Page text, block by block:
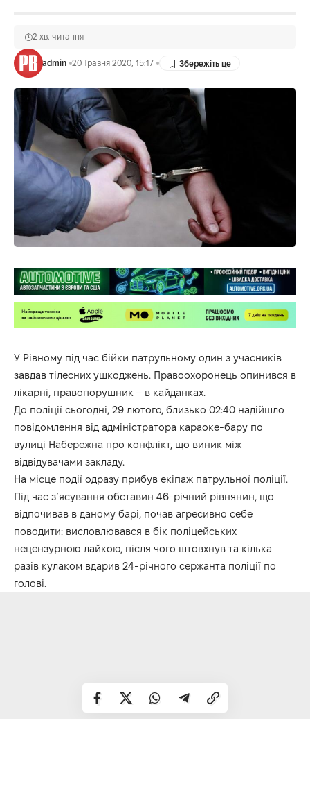
admin 20 Травня 2020, 15:17
2 хв. читання
У Рівному під час бійки патрульному один з учасників
завдав тілесних ушкоджень. Правоохоронець опинився в
лікарні, правопорушник – в кайданках.
До поліції сьогодні, 29 лютого, близько 02:40 надійшло
повідомлення від адміністратора караоке-бару по
вулиці Набережна про конфлікт, що виник між
відвідувачами закладу.
На місце події одразу прибув екіпаж патрульної поліції.
Під час з’ясування обставин 46-річний рівнянин, що
відпочивав в даному барі, почав агресивно себе
поводити: висловлювався в бік поліцейських
нецензурною лайкою, після чого штовхнув та кілька
разів кулаком вдарив 24-річного сержанта поліції по
голові.